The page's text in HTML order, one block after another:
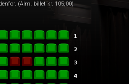
(Alm. billet kr. 105,00)